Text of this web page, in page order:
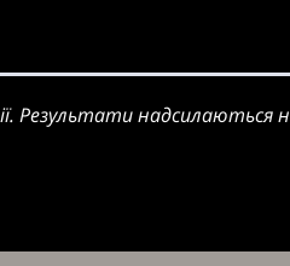
Результати надсилаються